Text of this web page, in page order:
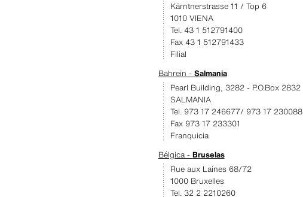
Kärntnerstrasse 11 / Top 6
1010 VIENA
Tel. 43 1 512791400
Fax 43 1 512791433
Filial
Bahrein - Salmania
Pearl Building, 3282 - P.O.Box 2832
SALMANIA
Tel. 973 17 246677/ 973 17 230088
Fax 973 17 233301
Franquicia
Bélgica - Bruselas
Rue aux Laines 68/72
1000 Bruxelles
Tel. 32 2 2210260